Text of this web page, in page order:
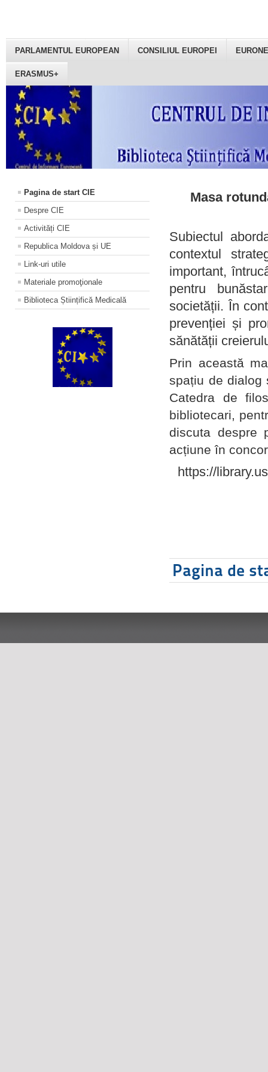
PARLAMENTUL EUROPEAN CONSILIUL EUROPEI
ERASMUS+
Pagina de start CIE
Despre CIE
Activități CIE
Republica Moldova și UE
Link-uri utile
Materiale promoţionale
Biblioteca Științifică Medicală
Masa
Subiectul
contextul
important,
pentru
societății. În
prevenției și
sănătății
Prin această
spațiu de dialog
Catedra de
bibliotecari,
discuta despre
acțiune în
https://
Pagina de